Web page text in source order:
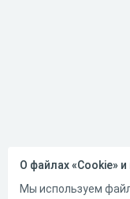
О файлах «Cookie»
Мы используем